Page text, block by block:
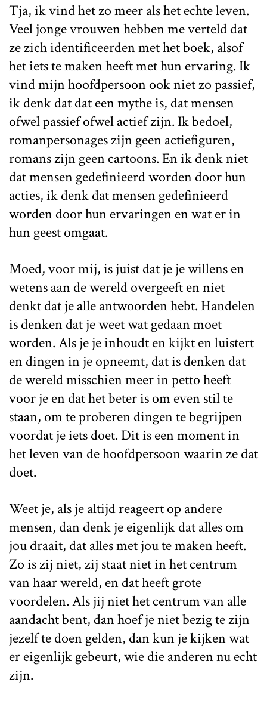
Tja, ik vind het zo meer als het echte leven.
Veel jonge vrouwen hebben me verteld dat
ze zich identificeerden met het boek, alsof
het iets te maken heeft met hun ervaring. Ik
vind mijn hoofdpersoon ook niet zo passief,
ik denk dat dat een mythe is, dat mensen
ofwel passief ofwel actief zijn. Ik bedoel,
romanpersonages zijn geen actiefiguren,
romans zijn geen cartoons. En ik denk niet
dat mensen gedefinieerd worden door hun
acties, ik denk dat mensen gedefinieerd
worden door hun ervaringen en wat er in
hun geest omgaat.
Moed, voor mij, is juist dat je je willens en
wetens aan de wereld overgeeft en niet
denkt dat je alle antwoorden hebt. Handelen
is denken dat je weet wat gedaan moet
worden. Als je je inhoudt en kijkt en luistert
en dingen in je opneemt, dat is denken dat
de wereld misschien meer in petto heeft
voor je en dat het beter is om even stil te
staan, om te proberen dingen te begrijpen
voordat je iets doet. Dit is een moment in
het leven van de hoofdpersoon waarin ze dat
doet.
Weet je, als je altijd reageert op andere
mensen, dan denk je eigenlijk dat alles om
jou draait, dat alles met jou te maken heeft.
Zo is zij niet, zij staat niet in het centrum
van haar wereld, en dat heeft grote
voordelen. Als jij niet het centrum van alle
aandacht bent, dan hoef je niet bezig te zijn
jezelf te doen gelden, dan kun je kijken wat
er eigenlijk gebeurt, wie die anderen nu echt
zijn.